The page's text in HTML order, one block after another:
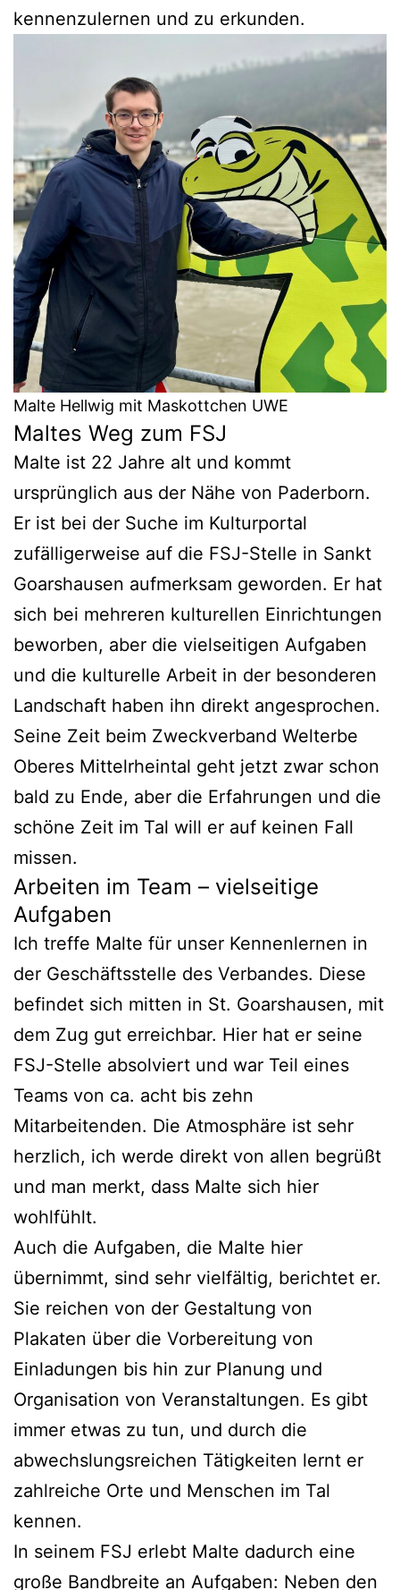
kennenzulernen und zu erkunden.
Malte Hellwig mit Maskottchen UWE
Maltes Weg zum FSJ
Malte ist 22 Jahre alt und kommt
ursprünglich aus der Nähe von Paderborn.
Er ist bei der Suche im Kulturportal
zufälligerweise auf die FSJ-Stelle in Sankt
Goarshausen aufmerksam geworden. Er hat
sich bei mehreren kulturellen Einrichtungen
beworben, aber die vielseitigen Aufgaben
und die kulturelle Arbeit in der besonderen
Landschaft haben ihn direkt angesprochen.
Seine Zeit beim Zweckverband Welterbe
Oberes Mittelrheintal geht jetzt zwar schon
bald zu Ende, aber die Erfahrungen und die
schöne Zeit im Tal will er auf keinen Fall
missen.
Arbeiten im Team – vielseitige
Aufgaben
Ich treffe Malte für unser Kennenlernen in
der Geschäftsstelle des Verbandes. Diese
befindet sich mitten in St. Goarshausen, mit
dem Zug gut erreichbar. Hier hat er seine
FSJ-Stelle absolviert und war Teil eines
Teams von ca. acht bis zehn
Mitarbeitenden. Die Atmosphäre ist sehr
herzlich, ich werde direkt von allen begrüßt
und man merkt, dass Malte sich hier
wohlfühlt.
Auch die Aufgaben, die Malte hier
übernimmt, sind sehr vielfältig, berichtet er.
Sie reichen von der Gestaltung von
Plakaten über die Vorbereitung von
Einladungen bis hin zur Planung und
Organisation von Veranstaltungen. Es gibt
immer etwas zu tun, und durch die
abwechslungsreichen Tätigkeiten lernt er
zahlreiche Orte und Menschen im Tal
kennen.
In seinem FSJ erlebt Malte dadurch eine
große Bandbreite an Aufgaben: Neben den